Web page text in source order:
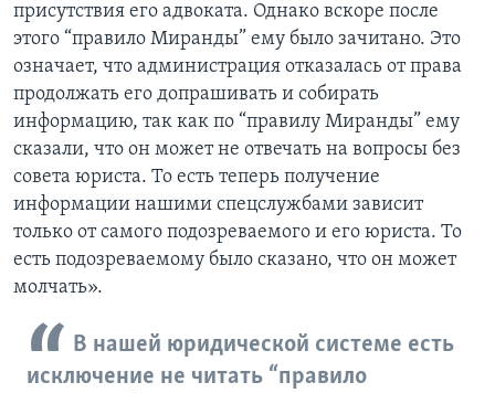
присутствия его адвоката. Однако вскоре после
этого “правило Миранды” ему было зачитано. Это
означает, что администрация отказалась от права
продолжать его допрашивать и собирать
информацию, так как по “правилу Миранды” ему
сказали, что он может не отвечать на вопросы без
совета юриста. То есть теперь получение
информации нашими спецслужбами зависит
только от самого подозреваемого и его юриста. То
есть подозреваемому было сказано, что он может
молчать».
В нашей юридической системе есть
исключение не читать “правило